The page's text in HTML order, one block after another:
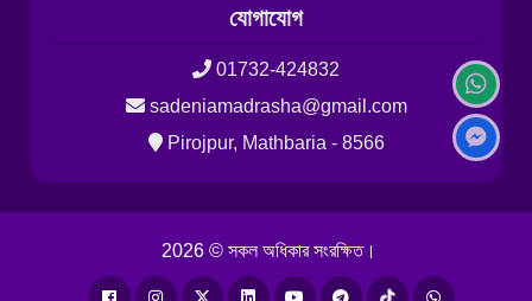
যোগাযোগ
01732-424832
sadeniamadrasha@gmail.com
Pirojpur, Mathbaria - 8566
2026 © সকল অধিকার সংরক্ষিত।